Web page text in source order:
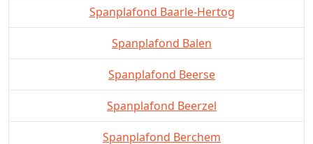
Spanplafond Baarle-Hertog
Spanplafond Balen
Spanplafond Beerse
Spanplafond Beerzel
Spanplafond Berchem